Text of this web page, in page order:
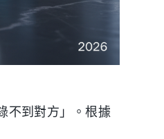
不到對方」。根據